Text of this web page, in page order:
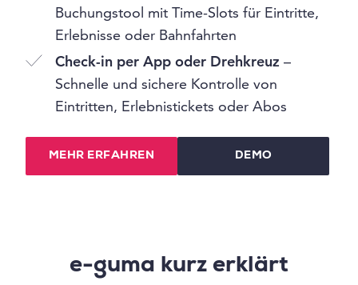
Buchungstool mit Time-Slots für Eintritte,
Erlebnisse oder Bahnfahrten
Check-in per App oder Drehkreuz –
Schnelle und sichere Kontrolle von
Eintritten, Erlebnistickets oder Abos
MEHR ERFAHREN DEMO
e-guma kurz erklärt